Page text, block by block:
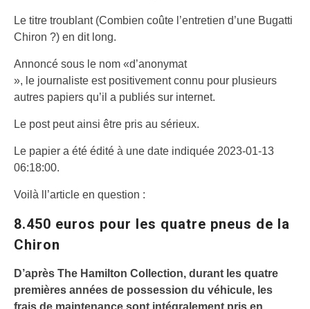
Le titre troublant (Combien coûte l’entretien d’une Bugatti
Chiron ?) en dit long.
Annoncé sous le nom «d’anonymat
», le journaliste est positivement connu pour plusieurs
autres papiers qu’il a publiés sur internet.
Le post peut ainsi être pris au sérieux.
Le papier a été édité à une date indiquée 2023-01-13
06:18:00.
Voilà ll’article en question :
8.450 euros pour les quatre pneus de la
Chiron
D’après The Hamilton Collection, durant les quatre
premières années de possession du véhicule, les
frais de maintenance sont intégralement pris en